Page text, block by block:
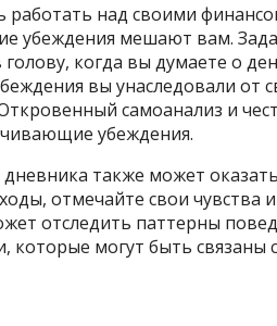
работать над своими
убеждения мешают вам.
когда вы думаете о
вы унаследовали от
самоанализ и
убеждения.
также может
отмечайте свои
отследить паттерны
которые могут быть связаны